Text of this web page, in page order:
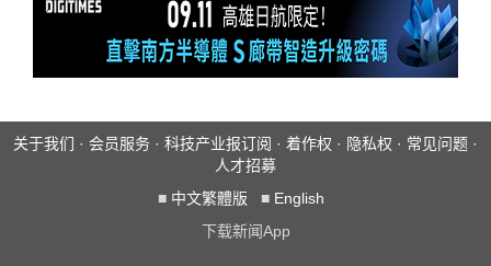
关于我们 · 会员服务 · 科技产业报订阅 · 着作权 · 隐私权 · 常见问题 ·
人才招募
■ 中文繁體版 ■ English
下载新闻App